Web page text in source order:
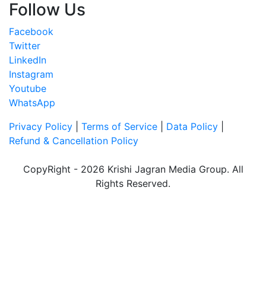
Follow Us
Facebook
Twitter
LinkedIn
Instagram
Youtube
WhatsApp
Privacy Policy
Terms of Service Data Policy
Refund & Cancellation Policy
CopyRight - 2026 Krishi Jagran Media Group. All
Rights Reserved.